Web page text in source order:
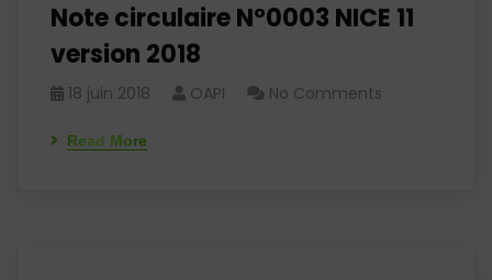
Note circulaire N°0003 NICE 11
version 2018
18 juin 2018 OAPI No Comments
Read More